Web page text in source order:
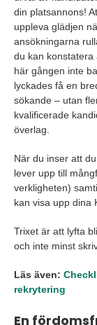
din platsannons!
uppleva glädjen
ansökningarna
du kan konstatera
här gången inte
lyckades få en
sökande – utan
kvalificerade
överlag.
När du inser att
lever upp till
verkligheten)
kan visa upp dina
Trixet är att lyfta
och inte minst
Läs även:
rekrytering
En